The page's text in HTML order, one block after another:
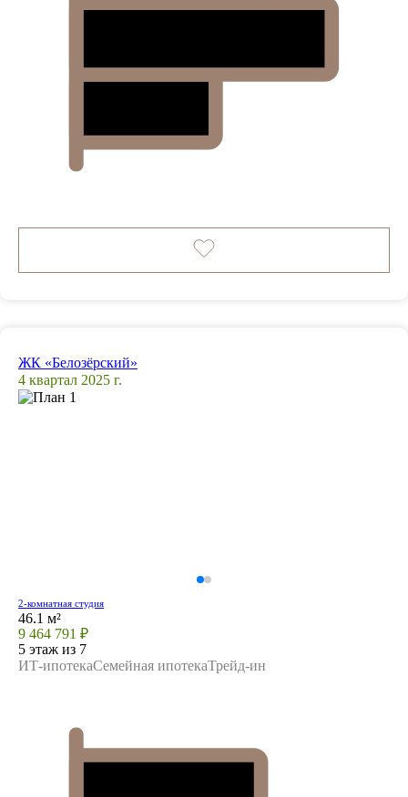
ЖК «Белозёрский»
4 квартал 2025 г.
2-комнатная студия
46.1 м²
9 464 791 ₽
5 этаж из 7
ИТ-ипотекаСемейная ипотекаТрейд-ин